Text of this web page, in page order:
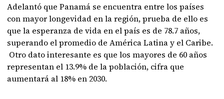
Adelantó que Panamá se encuentra entre los países
con mayor longevidad en la región, prueba de ello es
que la esperanza de vida en el país es de 78.7 años,
superando el promedio de América Latina y el Caribe.
Otro dato interesante es que los mayores de 60 años
representan el 13.9% de la población, cifra que
aumentará al 18% en 2030.